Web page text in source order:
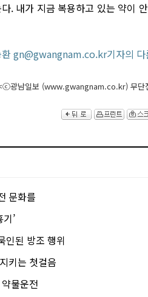
. 내가 지금 복용하고 있는 약이
환 gn@gwangnam.co.kr기자의 다
광남일보 (www.gwangnam.co.kr) 무단
문화를
’
인된 방조 행위
키는 첫걸음
물운전